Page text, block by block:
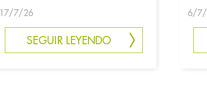
17/7/26
SEGUIR LEYENDO
6/